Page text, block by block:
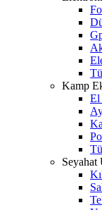
Kamp
El
Seyahat